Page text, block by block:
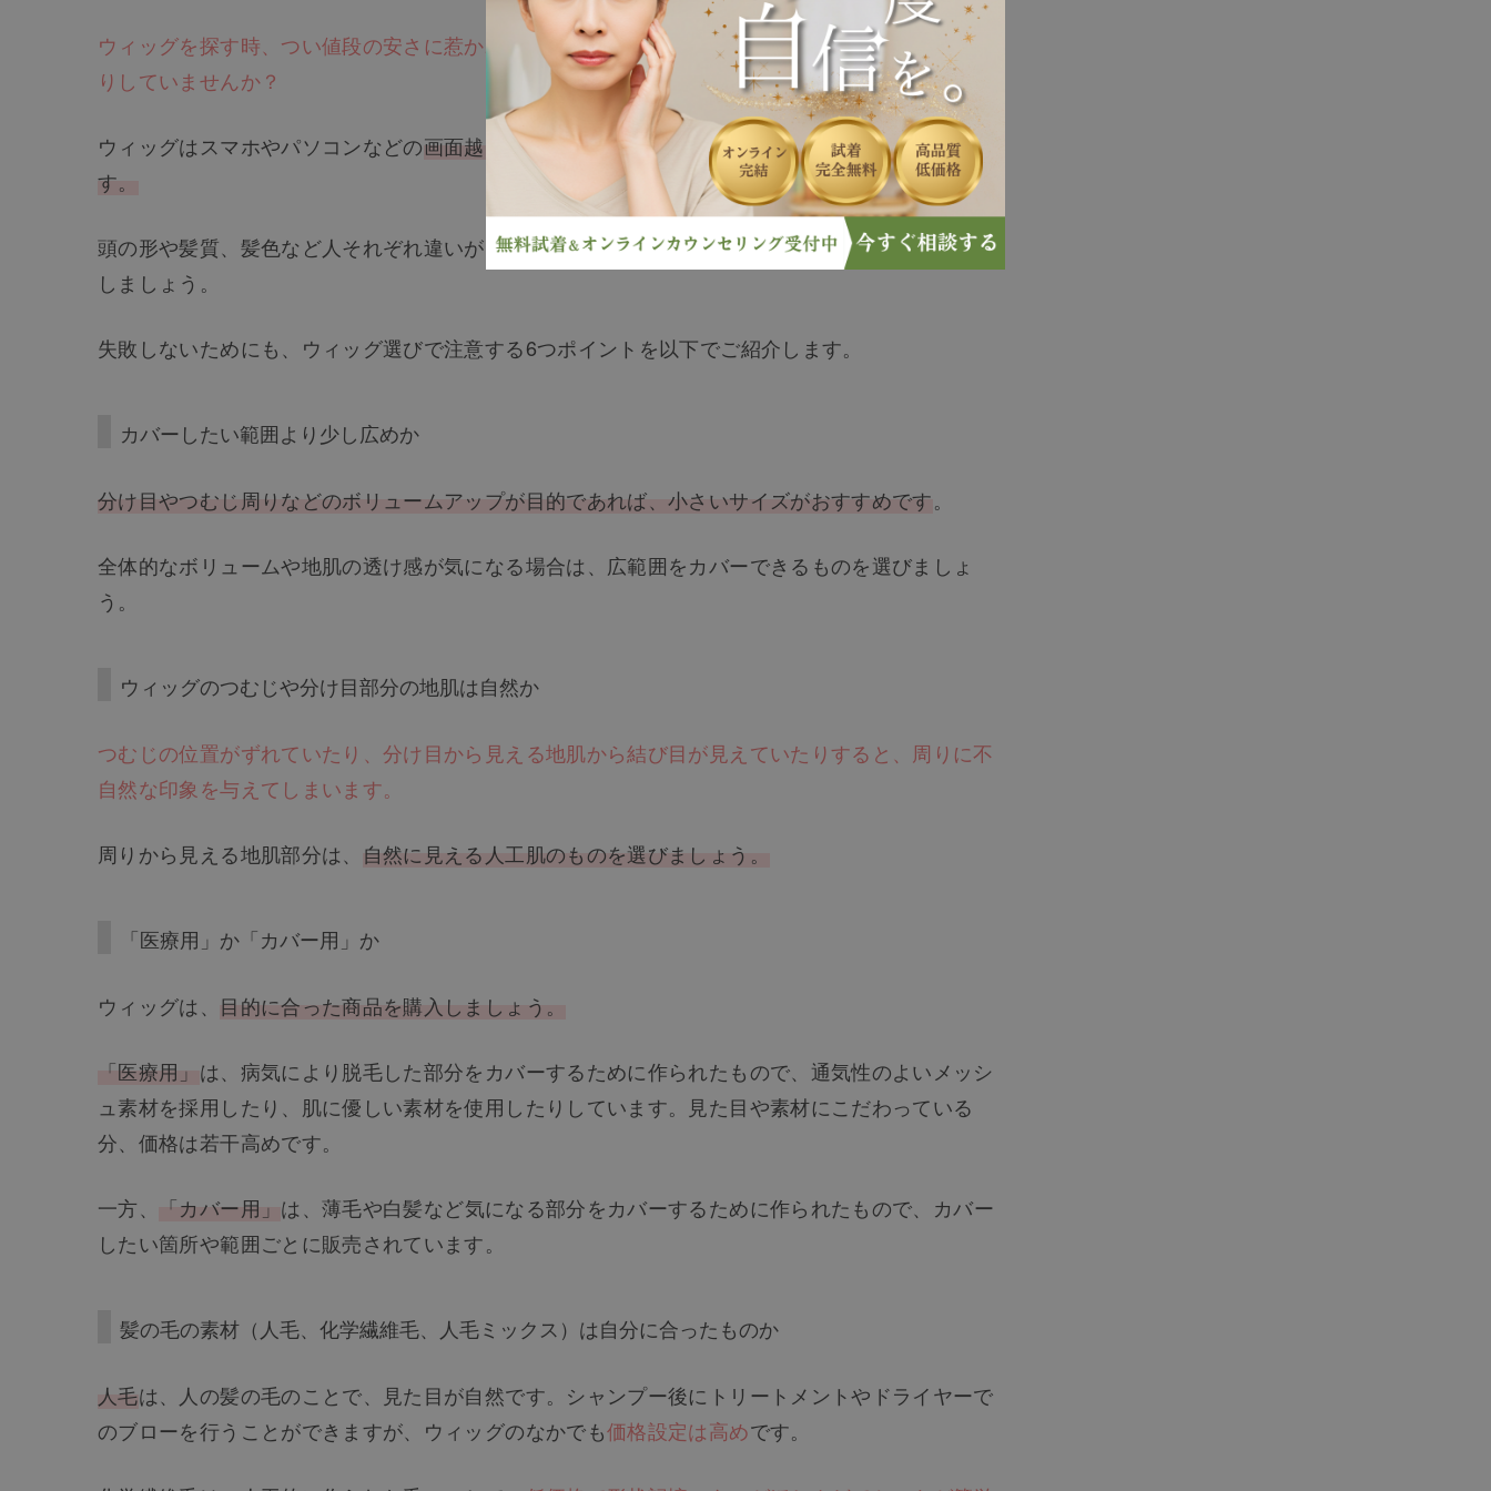
ウィッグを探す時、つい値段の安さに惹かれたり、ネット通販サイトの口コミの良さだけで選んだ
りしていませんか？
ウィッグはスマホやパソコンなどの画面越しで見る場合と実物で見る場合とでは、印象が異なりま
す。
頭の形や髪質、髪色など人それぞれ違いがありますので、自分に合ったウィッグを購入するように
しましょう。
失敗しないためにも、ウィッグ選びで注意する6つポイントを以下でご紹介します。
カバーしたい範囲より少し広めか
分け目やつむじ周りなどのボリュームアップが目的であれば、小さいサイズがおすすめです。
全体的なボリュームや地肌の透け感が気になる場合は、広範囲をカバーできるものを選びましょ
う。
ウィッグのつむじや分け目部分の地肌は自然か
つむじの位置がずれていたり、分け目から見える地肌から結び目が見えていたりすると、周りに不
自然な印象を与えてしまいます。
周りから見える地肌部分は、 自然に見える人工肌のものを選びましょう。
「医療用」か「カバー用」か
ウィッグは、 目的に合った商品を購入しましょう。
「医療用」 は、病気により脱毛した部分をカバーするために作られたもので、通気性のよいメッシ
ュ素材を採用したり、肌に優しい素材を使用したりしています。見た目や素材にこだわっている
分、価格は若干高めです。
一方、 「カバー用」 は、薄毛や白髪など気になる部分をカバーするために作られたもので、カバー
したい箇所や範囲ごとに販売されています。
髪の毛の素材（人毛、化学繊維毛、人毛ミックス）は自分に合ったものか
人毛は、人の髪の毛のことで、見た目が自然です。シャンプー後にトリートメントやドライヤーで
のブローを行うことができますが、ウィッグのなかでも価格設定は高めです。